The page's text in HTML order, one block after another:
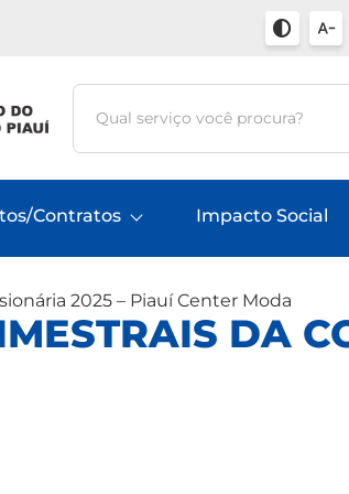
Contratos Impacto Social
2025 – Piauí Center Moda
DA